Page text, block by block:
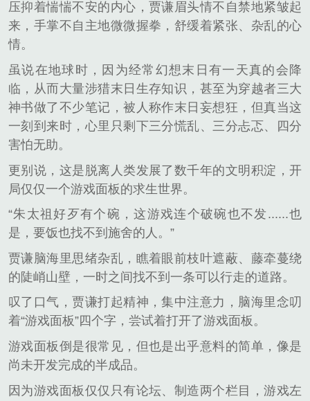
压抑着惴惴不安的内心，贾谦眉头情不自禁地紧皱起
来，手掌不自主地微微握拳，舒缓着紧张、杂乱的心
情。
虽说在地球时，因为经常幻想末日有一天真的会降
临，从而大量涉猎末日生存知识，甚至为穿越者三大
神书做了不少笔记，被人称作末日妄想狂，但真当这
一刻到来时，心里只剩下三分慌乱、三分忐忑、四分
害怕无助。
更别说，这是脱离人类发展了数千年的文明积淀，开
局仅仅一个游戏面板的求生世界。
“朱太祖好歹有个碗，这游戏连个破碗也不发......也
是，要饭也找不到施舍的人。”
贾谦脑海里思绪杂乱，瞧着眼前枝叶遮蔽、藤牵蔓绕
的陡峭山壁，一时之间找不到一条可以行走的道路。
叹了口气，贾谦打起精神，集中注意力，脑海里念叨
着“游戏面板”四个字，尝试着打开了游戏面板。
游戏面板倒是很常见，但也是出乎意料的简单，像是
尚未开发完成的半成品。
因为游戏面板仅仅只有论坛、制造两个栏目，游戏左